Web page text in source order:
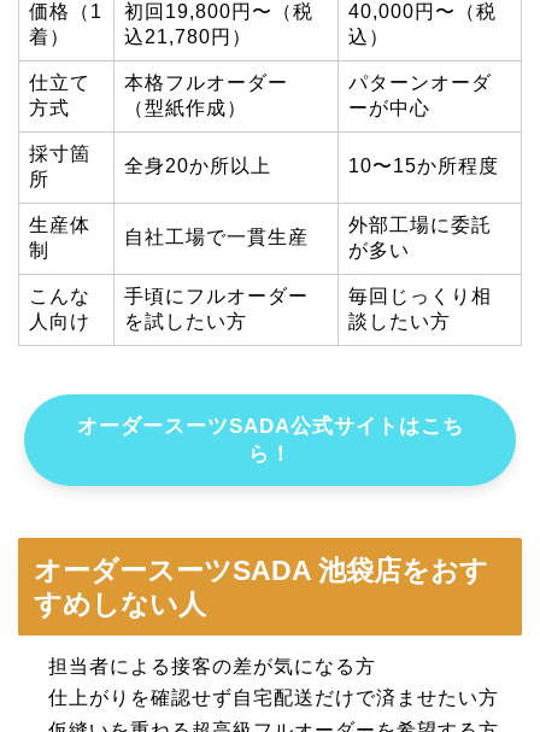
価格（1
着）
初回19,800円〜（税
込21,780円）
40,000円〜（税
込）
仕立て
方式
本格フルオーダー
（型紙作成）
パターンオーダ
ーが中心
採寸箇
所
全身20か所以上 10〜15か所程度
生産体
制
自社工場で一貫生産
外部工場に委託
が多い
こんな
人向け
手頃にフルオーダー
を試したい方
毎回じっくり相
談したい方
オーダースーツSADA公式サイトはこち
ら！
オーダースーツSADA 池袋店をおす
すめしない人
担当者による接客の差が気になる方
仕上がりを確認せず自宅配送だけで済ませたい方